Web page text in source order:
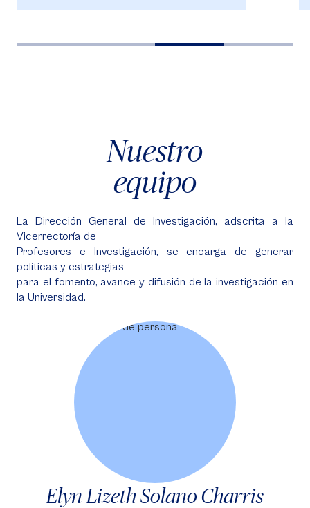
Nuestro
equipo
La Dirección General de Investigación, adscrita a la
Vicerrectoría de
Profesores e Investigación, se encarga de generar
políticas y estrategias
para el fomento, avance y difusión de la investigación en
la Universidad.
Elyn Lizeth Solano Charris